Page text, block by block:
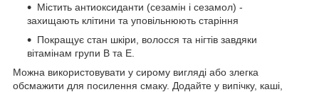
Містить антиоксиданти (сезамін і сезамол) -
захищають клітини та уповільнюють старіння
Покращує стан шкіри, волосся та нігтів завдяки
вітамінам групи B та E.
Можна використовувати у сирому вигляді або злегка
обсмажити для посилення смаку. Додайте у випічку, каші,